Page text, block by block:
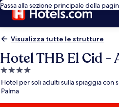
Passa alla sezione principale della
Visualizza tutte le strutture
Hotel THB El Cid -
Struttura
a
4.0
stelle
Hotel per soli adulti sulla spiaggia con
Palma